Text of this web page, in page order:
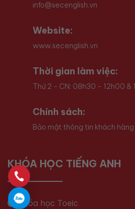
info@secenglish.vn
Website:
www.secenglish.vn
Thời gian làm việc:
Thứ 2 - CN: 08h30 - 12h00 &
Chính sách:
Bảo mật thông tin khách hàng
KHÓA HỌC TIẾNG ANH
Khóa học Toeic